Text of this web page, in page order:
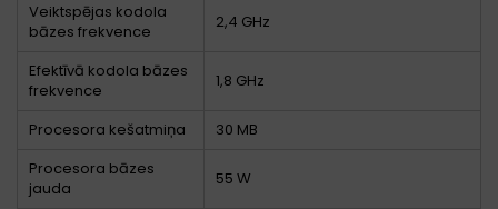
Veiktspējas kodola
bāzes frekvence
2,4 GHz
Efektīvā kodola bāzes
frekvence
1,8 GHz
Procesora kešatmiņa
30 MB
Procesora bāzes
jauda
55 W